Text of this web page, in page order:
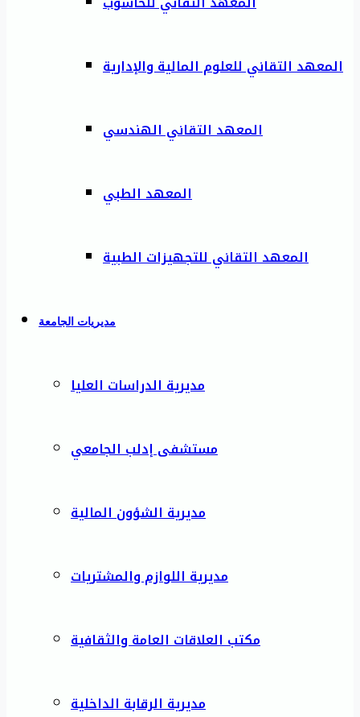
المعهد التقاني للعلوم المالية والإدارية
المعهد التقاني الهندسي
المعهد الطبي
المعهد التقاني للتجهيزات الطبية
مديريات الجامعة
مديرية الدراسات العليا
مستشفى إدلب الجامعي
مديرية الشؤون المالية
مديرية اللوازم والمشتريات
مكتب العلاقات العامة والثقافية
مديرية الرقابة الداخلية